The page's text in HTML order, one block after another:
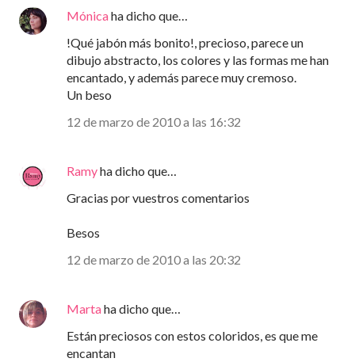
Mónicaha dicho que…
!Qué jabón más bonito!, precioso, parece un
dibujo abstracto, los colores y las formas me han
encantado, y además parece muy cremoso.
Un beso
12 de marzo de 2010 a las 16:32
Ramyha dicho que…
Gracias por vuestros comentarios
Besos
12 de marzo de 2010 a las 20:32
Martaha dicho que…
Están preciosos con estos coloridos, es que me
encantan